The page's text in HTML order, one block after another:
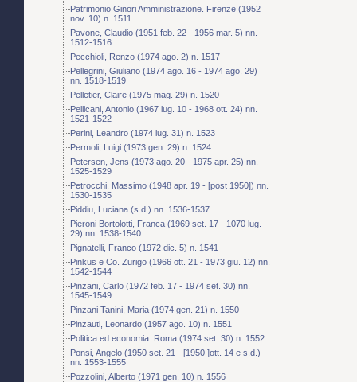
Patrimonio Ginori Amministrazione. Firenze (1952
nov. 10) n. 1511
Pavone, Claudio (1951 feb. 22 - 1956 mar. 5) nn.
1512-1516
Pecchioli, Renzo (1974 ago. 2) n. 1517
Pellegrini, Giuliano (1974 ago. 16 - 1974 ago. 29)
nn. 1518-1519
Pelletier, Claire (1975 mag. 29) n. 1520
Pellicani, Antonio (1967 lug. 10 - 1968 ott. 24) nn.
1521-1522
Perini, Leandro (1974 lug. 31) n. 1523
Permoli, Luigi (1973 gen. 29) n. 1524
Petersen, Jens (1973 ago. 20 - 1975 apr. 25) nn.
1525-1529
Petrocchi, Massimo (1948 apr. 19 - [post 1950]) nn.
1530-1535
Piddiu, Luciana (s.d.) nn. 1536-1537
Pieroni Bortolotti, Franca (1969 set. 17 - 1070 lug.
29) nn. 1538-1540
Pignatelli, Franco (1972 dic. 5) n. 1541
Pinkus e Co. Zurigo (1966 ott. 21 - 1973 giu. 12) nn.
1542-1544
Pinzani, Carlo (1972 feb. 17 - 1974 set. 30) nn.
1545-1549
Pinzani Tanini, Maria (1974 gen. 21) n. 1550
Pinzauti, Leonardo (1957 ago. 10) n. 1551
Politica ed economia. Roma (1974 set. 30) n. 1552
Ponsi, Angelo (1950 set. 21 - [1950 ]ott. 14 e s.d.)
nn. 1553-1555
Pozzolini, Alberto (1971 gen. 10) n. 1556